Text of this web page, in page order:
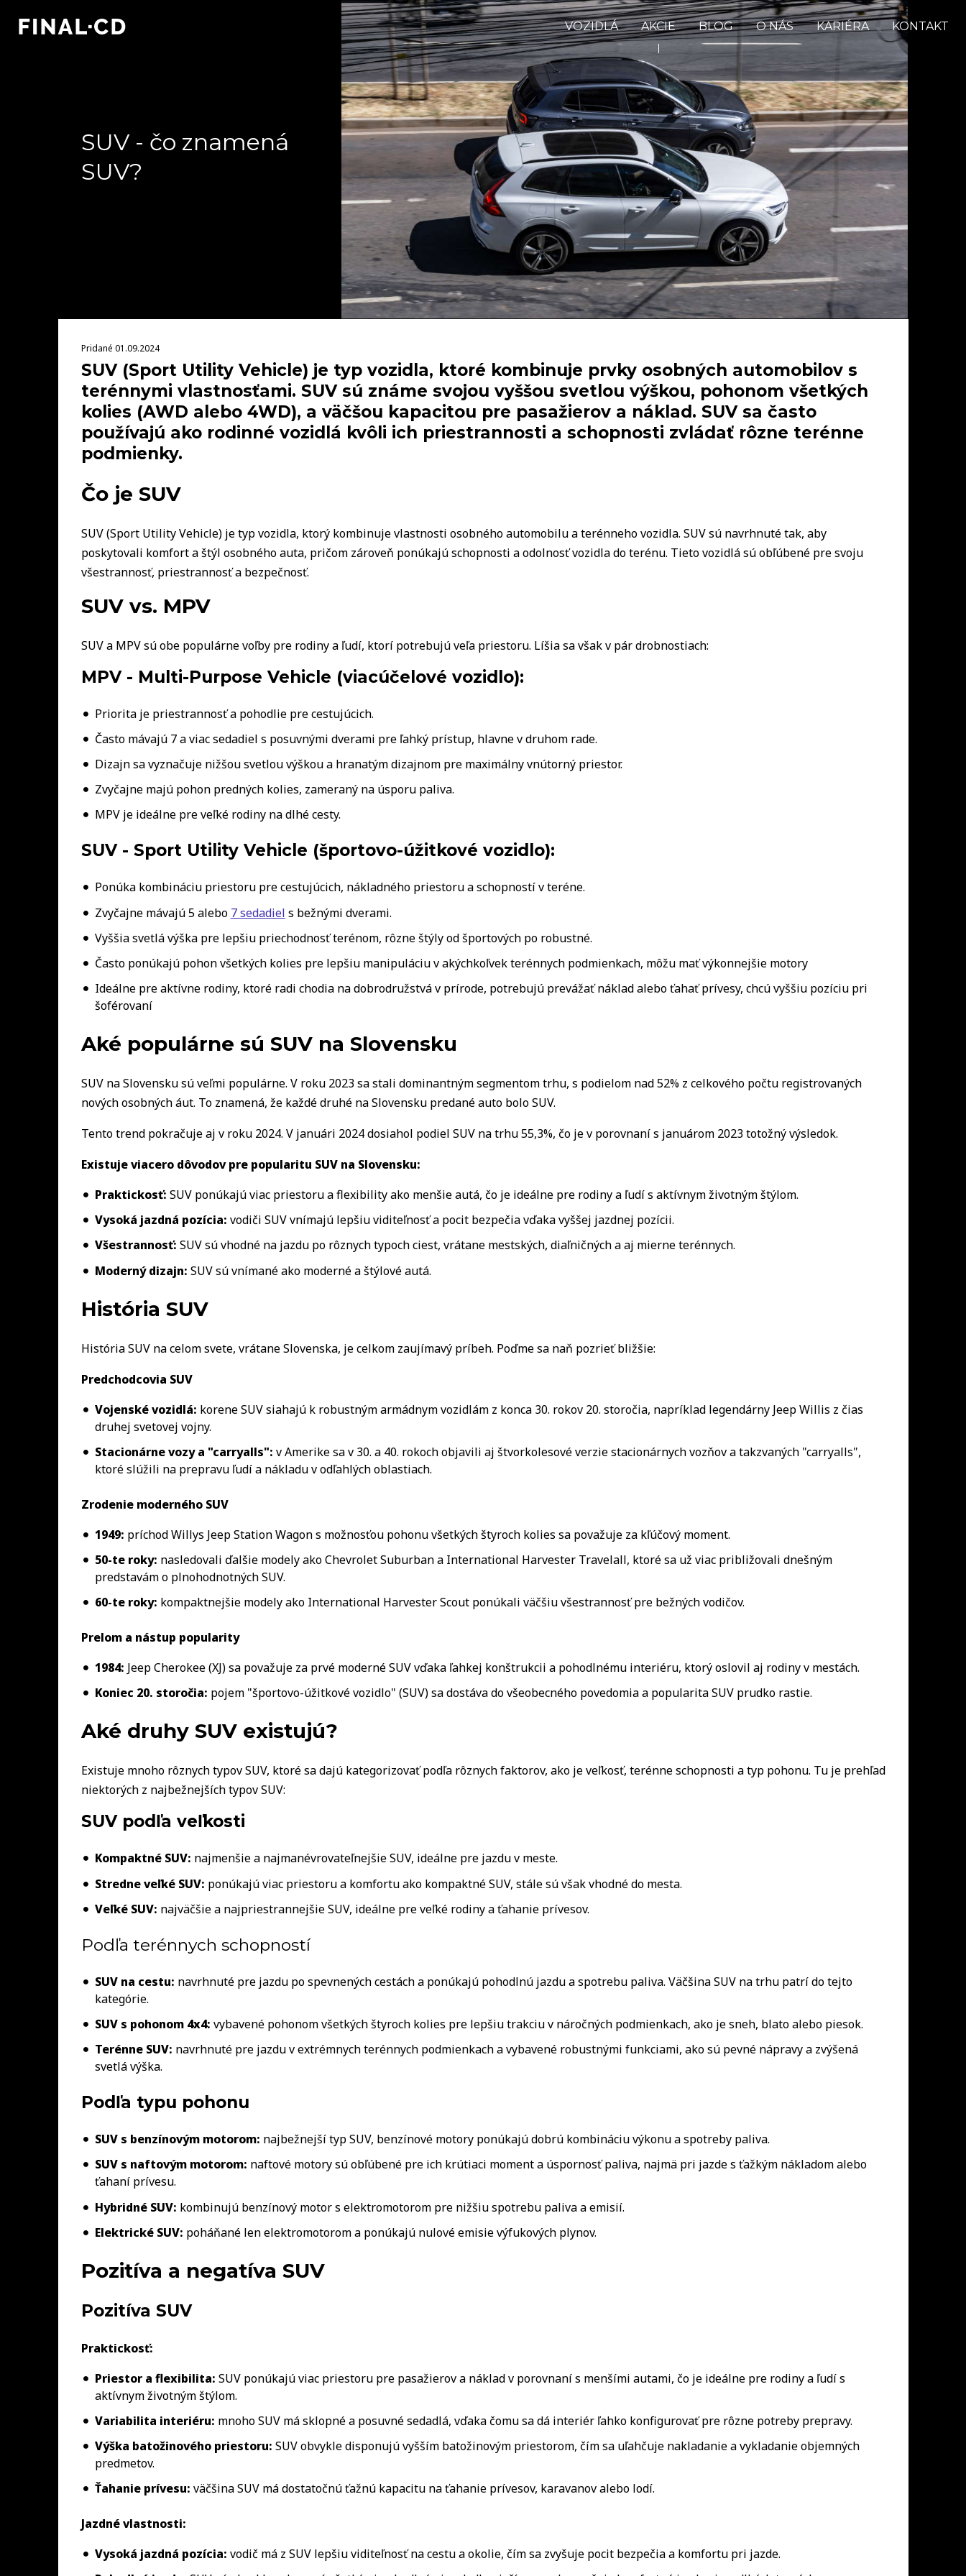
VOZIDLÁ AKCIE BLOG O NÁS KARIÉRA KONTAKT
SUV - čo znamená
SUV?
Pridané 01.09.2024
SUV (Sport Utility Vehicle) je typ vozidla, ktoré kombinuje prvky osobných automobilov s
terénnymi vlastnosťami. SUV sú známe svojou vyššou svetlou výškou, pohonom všetkých
kolies (AWD alebo 4WD), a väčšou kapacitou pre pasažierov a náklad. SUV sa často
používajú ako rodinné vozidlá kvôli ich priestrannosti a schopnosti zvládať rôzne terénne
podmienky.
Čo je SUV
SUV (Sport Utility Vehicle) je typ vozidla, ktorý kombinuje vlastnosti osobného automobilu a terénneho vozidla. SUV sú navrhnuté tak, aby
poskytovali komfort a štýl osobného auta, pričom zároveň ponúkajú schopnosti a odolnosť vozidla do terénu. Tieto vozidlá sú obľúbené pre svoju
všestrannosť, priestrannosť a bezpečnosť.
SUV vs. MPV
SUV a MPV sú obe populárne voľby pre rodiny a ľudí, ktorí potrebujú veľa priestoru. Líšia sa však v pár drobnostiach:
MPV - Multi-Purpose Vehicle (viacúčelové vozidlo):
Priorita je priestrannosť a pohodlie pre cestujúcich.
Často mávajú 7 a viac sedadiel s posuvnými dverami pre ľahký prístup, hlavne v druhom rade.
Dizajn sa vyznačuje nižšou svetlou výškou a hranatým dizajnom pre maximálny vnútorný priestor.
Zvyčajne majú pohon predných kolies, zameraný na úsporu paliva.
MPV je ideálne pre veľké rodiny na dlhé cesty.
SUV - Sport Utility Vehicle (športovo-úžitkové vozidlo):
Ponúka kombináciu priestoru pre cestujúcich, nákladného priestoru a schopností v teréne.
Zvyčajne mávajú 5 alebo 7 sedadiel s bežnými dverami.
Vyššia svetlá výška pre lepšiu priechodnosť terénom, rôzne štýly od športových po robustné.
Často ponúkajú pohon všetkých kolies pre lepšiu manipuláciu v akýchkoľvek terénnych podmienkach, môžu mať výkonnejšie motory
Ideálne pre aktívne rodiny, ktoré radi chodia na dobrodružstvá v prírode, potrebujú prevážať náklad alebo ťahať prívesy, chcú vyššiu pozíciu pri
šoférovaní
Aké populárne sú SUV na Slovensku
SUV na Slovensku sú veľmi populárne. V roku 2023 sa stali dominantným segmentom trhu, s podielom nad 52% z celkového počtu registrovaných
nových osobných áut. To znamená, že každé druhé na Slovensku predané auto bolo SUV.
Tento trend pokračuje aj v roku 2024. V januári 2024 dosiahol podiel SUV na trhu 55,3%, čo je v porovnaní s januárom 2023 totožný výsledok.
Existuje viacero dôvodov pre popularitu SUV na Slovensku:
Praktickosť: SUV ponúkajú viac priestoru a flexibility ako menšie autá, čo je ideálne pre rodiny a ľudí s aktívnym životným štýlom.
Vysoká jazdná pozícia: vodiči SUV vnímajú lepšiu viditeľnosť a pocit bezpečia vďaka vyššej jazdnej pozícii.
Všestrannosť: SUV sú vhodné na jazdu po rôznych typoch ciest, vrátane mestských, diaľničných a aj mierne terénnych.
Moderný dizajn: SUV sú vnímané ako moderné a štýlové autá.
História SUV
História SUV na celom svete, vrátane Slovenska, je celkom zaujímavý príbeh. Poďme sa naň pozrieť bližšie:
Predchodcovia SUV
Vojenské vozidlá: korene SUV siahajú k robustným armádnym vozidlám z konca 30. rokov 20. storočia, napríklad legendárny Jeep Willis z čias
druhej svetovej vojny.
Stacionárne vozy a "carryalls": v Amerike sa v 30. a 40. rokoch objavili aj štvorkolesové verzie stacionárnych vozňov a takzvaných "carryalls",
ktoré slúžili na prepravu ľudí a nákladu v odľahlých oblastiach.
Zrodenie moderného SUV
1949: príchod Willys Jeep Station Wagon s možnosťou pohonu všetkých štyroch kolies sa považuje za kľúčový moment.
50-te roky: nasledovali ďalšie modely ako Chevrolet Suburban a International Harvester Travelall, ktoré sa už viac približovali dnešným
predstavám o plnohodnotných SUV.
60-te roky: kompaktnejšie modely ako International Harvester Scout ponúkali väčšiu všestrannosť pre bežných vodičov.
Prelom a nástup popularity
1984: Jeep Cherokee (XJ) sa považuje za prvé moderné SUV vďaka ľahkej konštrukcii a pohodlnému interiéru, ktorý oslovil aj rodiny v mestách.
Koniec 20. storočia: pojem "športovo-úžitkové vozidlo" (SUV) sa dostáva do všeobecného povedomia a popularita SUV prudko rastie.
Aké druhy SUV existujú?
Existuje mnoho rôznych typov SUV, ktoré sa dajú kategorizovať podľa rôznych faktorov, ako je veľkosť, terénne schopnosti a typ pohonu. Tu je prehľad
niektorých z najbežnejších typov SUV:
SUV podľa veľkosti
Kompaktné SUV: najmenšie a najmanévrovateľnejšie SUV, ideálne pre jazdu v meste.
Stredne veľké SUV: ponúkajú viac priestoru a komfortu ako kompaktné SUV, stále sú však vhodné do mesta.
Veľké SUV: najväčšie a najpriestrannejšie SUV, ideálne pre veľké rodiny a ťahanie prívesov.
Podľa terénnych schopností
SUV na cestu: navrhnuté pre jazdu po spevnených cestách a ponúkajú pohodlnú jazdu a spotrebu paliva. Väčšina SUV na trhu patrí do tejto
kategórie.
SUV s pohonom 4x4: vybavené pohonom všetkých štyroch kolies pre lepšiu trakciu v náročných podmienkach, ako je sneh, blato alebo piesok.
Terénne SUV: navrhnuté pre jazdu v extrémnych terénnych podmienkach a vybavené robustnými funkciami, ako sú pevné nápravy a zvýšená
svetlá výška.
Podľa typu pohonu
SUV s benzínovým motorom: najbežnejší typ SUV, benzínové motory ponúkajú dobrú kombináciu výkonu a spotreby paliva.
SUV s naftovým motorom: naftové motory sú obľúbené pre ich krútiaci moment a úspornosť paliva, najmä pri jazde s ťažkým nákladom alebo
ťahaní prívesu.
Hybridné SUV: kombinujú benzínový motor s elektromotorom pre nižšiu spotrebu paliva a emisií.
Elektrické SUV: poháňané len elektromotorom a ponúkajú nulové emisie výfukových plynov.
Pozitíva a negatíva SUV
Pozitíva SUV
Praktickosť:
Priestor a flexibilita: SUV ponúkajú viac priestoru pre pasažierov a náklad v porovnaní s menšími autami, čo je ideálne pre rodiny a ľudí s
aktívnym životným štýlom.
Variabilita interiéru: mnoho SUV má sklopné a posuvné sedadlá, vďaka čomu sa dá interiér ľahko konfigurovať pre rôzne potreby prepravy.
Výška batožinového priestoru: SUV obvykle disponujú vyšším batožinovým priestorom, čím sa uľahčuje nakladanie a vykladanie objemných
predmetov.
Ťahanie prívesu: väčšina SUV má dostatočnú ťažnú kapacitu na ťahanie prívesov, karavanov alebo lodí.
Jazdné vlastnosti:
Vysoká jazdná pozícia: vodič má z SUV lepšiu viditeľnosť na cestu a okolie, čím sa zvyšuje pocit bezpečia a komfortu pri jazde.